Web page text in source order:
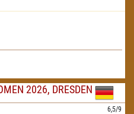
2026, DRESDEN
6,5/9